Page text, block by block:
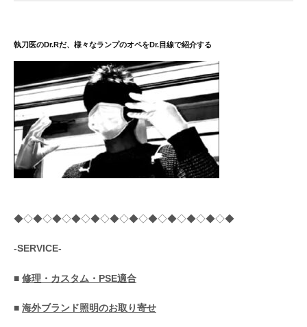
執刀医のDr.Rだ、様々なランプのオペをDr.目線で紹介する
◆◇◆◇◆◇◆◇◆◇◆◇◆◇◆◇◆◇◆◇◆◇◆
-SERVICE-
■ 修理・カスタム・PSE適合
■ 海外ブランド照明のお取り寄せ